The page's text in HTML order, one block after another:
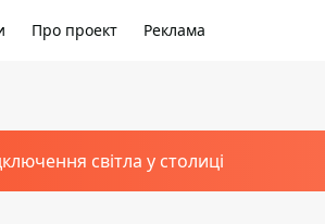
Про проект Реклама
світла у столиці